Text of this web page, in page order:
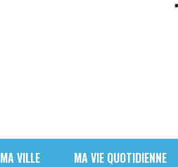
MA VILLE MA VIE QUOTIDIENNE